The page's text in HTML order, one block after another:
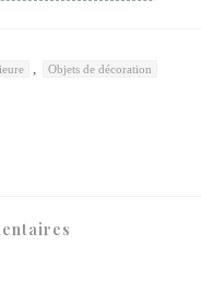
Objets de décoration